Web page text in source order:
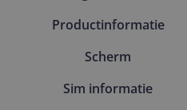
Productinformatie
Scherm
Sim informatie